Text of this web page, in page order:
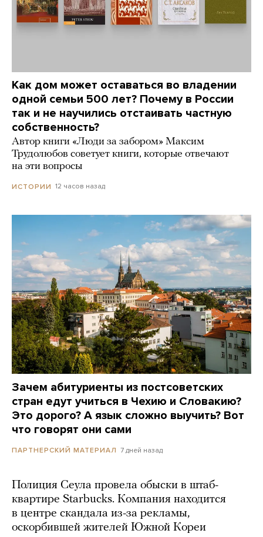
Как дом может оставаться во владении
одной семьи 500 лет? Почему в России
так и не научились отстаивать частную
собственность?
Автор книги «Люди за забором» Максим
Трудолюбов советует книги, которые отвечают
на эти вопросы
ИСТОРИИ 12 часов назад
Зачем абитуриенты из постсоветских
стран едут учиться в Чехию и Словакию?
Это дорого? А язык сложно выучить? Вот
что говорят они сами
ПАРТНЕРСКИЙ МАТЕРИАЛ 7 дней назад
Полиция Сеула провела обыски в штаб-
квартире Starbucks. Компания находится
в центре скандала из-за рекламы,
оскорбившей жителей Южной Кореи